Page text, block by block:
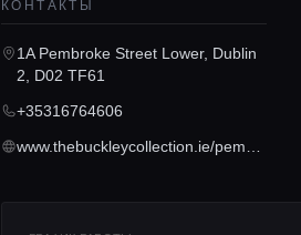
КОНТАКТЫ
1A Pembroke Street Lower, Dublin
2, D02 TF61
+35316764606